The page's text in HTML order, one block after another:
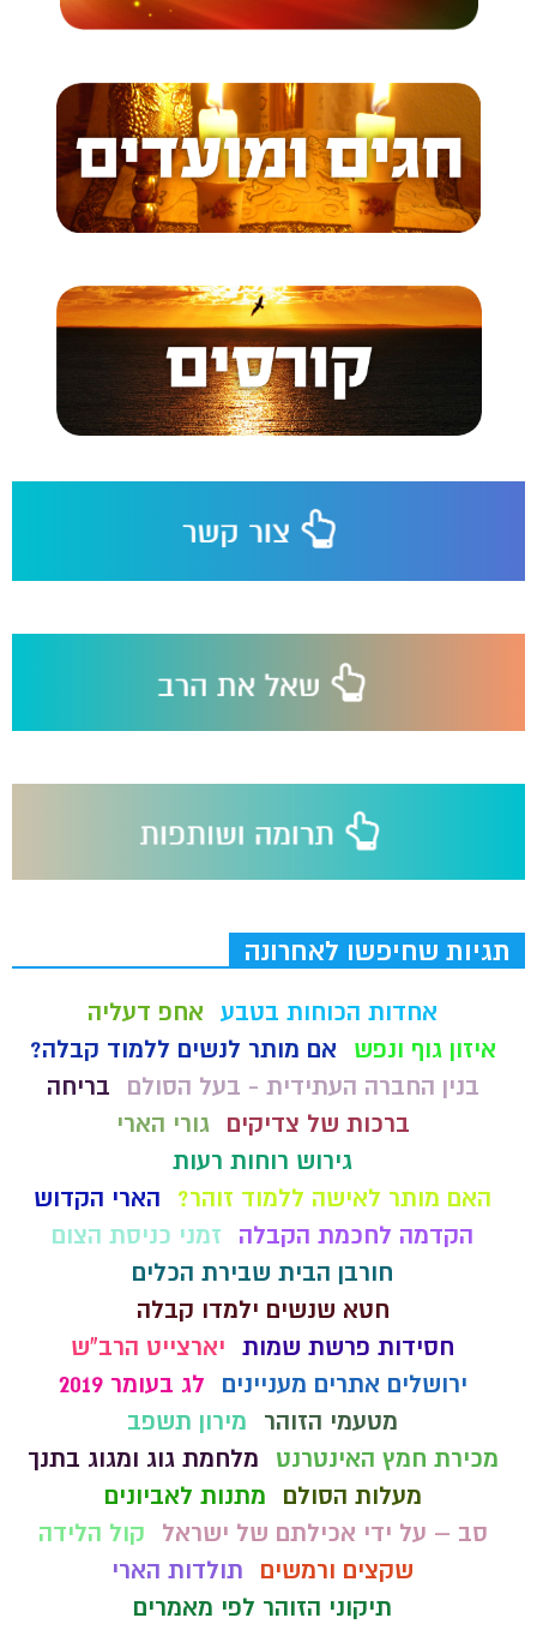
תגיות שחיפשו לאחרונה
אחדות הכוחות בטבע אחפ דעליה
איזון גוף ונפש
אם מותר לנשים ללמוד קבלה?
בנין החברה העתידית - בעל הסולם
בריחה
ברכות של צדיקים
גורי הארי
גירוש רוחות רעות
האם מותר לאישה ללמוד זוהר?
הארי הקדוש
הקדמה לחכמת הקבלה
זמני כניסת הצום
חורבן הבית שבירת הכלים
חטא שנשים ילמדו קבלה
חסידות פרשת שמות יארצייט הרב"ש
ירושלים אתרים מעניינים
לג בעומר 2019
מטעמי הזוהר
מירון תשפב
מכירת חמץ האינטרנט
מלחמת גוג ומגוג בתנך
מעלות הסולם
מתנות לאביונים
סב – על ידי אכילתם של ישראל
קול הלידה
שקצים ורמשים
תולדות הארי
תיקוני הזוהר לפי מאמרים